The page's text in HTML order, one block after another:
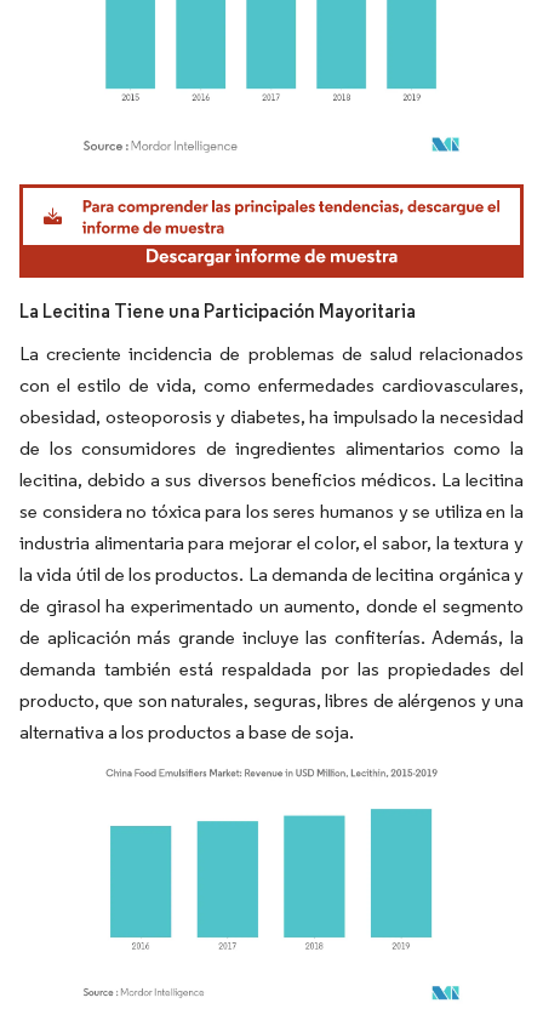
Imagen © Mordor Intelligence. El uso requiere atribución según CC BY 4.0.
La Lecitina Tiene una Participación Mayoritaria
La creciente incidencia de problemas de salud relacionados
con el estilo de vida, como enfermedades cardiovasculares,
obesidad, osteoporosis y diabetes, ha impulsado la necesidad
de los consumidores de ingredientes alimentarios como la
lecitina, debido a sus diversos beneficios médicos. La lecitina
se considera no tóxica para los seres humanos y se utiliza en la
industria alimentaria para mejorar el color, el sabor, la textura y
la vida útil de los productos. La demanda de lecitina orgánica y
de girasol ha experimentado un aumento, donde el segmento
de aplicación más grande incluye las confiterías. Además, la
demanda también está respaldada por las propiedades del
producto, que son naturales, seguras, libres de alérgenos y una
alternativa a los productos a base de soja.